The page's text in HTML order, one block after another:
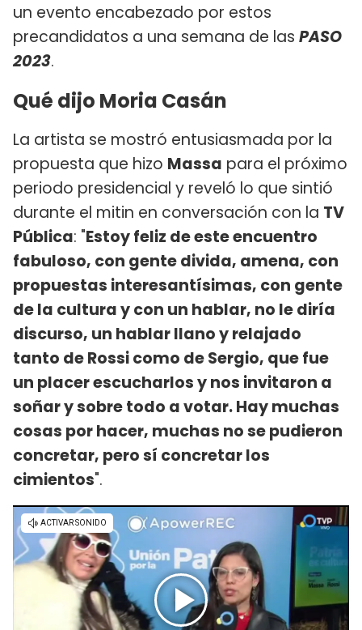
un evento encabezado por estos
precandidatos a una semana de las PASO
2023.
Qué dijo Moria Casán
La artista se mostró entusiasmada por la
propuesta que hizo Massa para el próximo
periodo presidencial y reveló lo que sintió
durante el mitin en conversación con la TV
Pública: "Estoy feliz de este encuentro
fabuloso, con gente divida, amena, con
propuestas interesantísimas, con gente
de la cultura y con un hablar, no le diría
discurso, un hablar llano y relajado
tanto de Rossi como de Sergio, que fue
un placer escucharlos y nos invitaron a
soñar y sobre todo a votar. Hay muchas
cosas por hacer, muchas no se pudieron
concretar, pero sí concretar los
cimientos".